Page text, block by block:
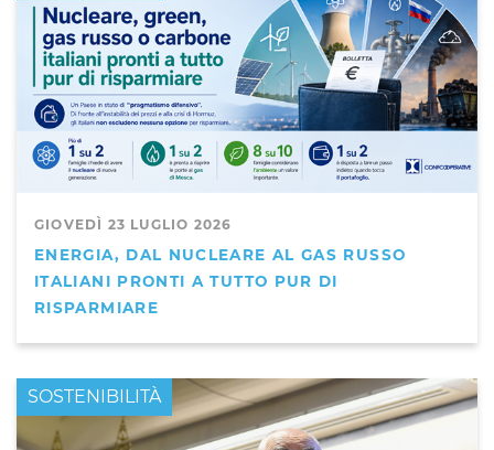
GIOVEDÌ 23 LUGLIO 2026
ENERGIA, DAL NUCLEARE AL GAS RUSSO
ITALIANI PRONTI A TUTTO PUR DI
RISPARMIARE
PRIMO PIANO
SOSTENIBILITÀ